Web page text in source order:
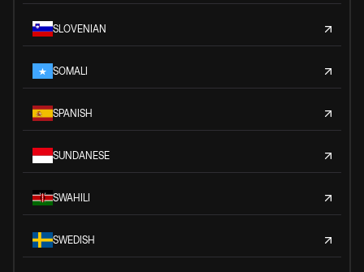
SLOVENIAN
SOMALI
SPANISH
SUNDANESE
SWAHILI
SWEDISH